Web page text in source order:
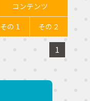
コンテンツ
その１
その２
1